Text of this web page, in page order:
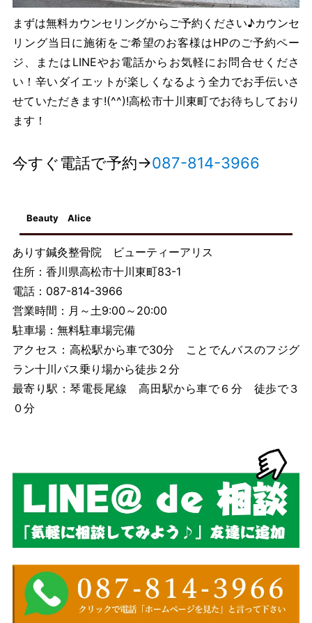
まずは無料カウンセリングからご予約ください♪カウンセ
リング当日に施術をご希望のお客様はHPのご予約ペー
ジ、またはLINEやお電話からお気軽にお問合せくださ
い！辛いダイエットが楽しくなるよう全力でお手伝いさ
せていただきます!(^^)!高松市十川東町でお待ちしており
ます！
今すぐ電話で予約→087-814-3966
Beauty Alice
ありす鍼灸整骨院 ビューティーアリス
住所：香川県高松市十川東町83-1
電話：087-814-3966
営業時間：月～土9:00～20:00
駐車場：無料駐車場完備
アクセス：高松駅から車で30分 ことでんバスのフジグ
ラン十川バス乗り場から徒歩２分
最寄り駅：琴電長尾線 高田駅から車で６分 徒歩で３
０分